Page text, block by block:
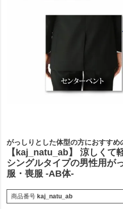
がっしりとした体型の方におすすめ
【kaj_natu_ab】 涼しくて
シングルタイプの男性用が
服・喪服 -AB体-
商品番号 kaj_natu_ab